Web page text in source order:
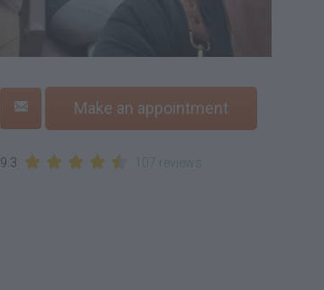
Make an appointment
9.3